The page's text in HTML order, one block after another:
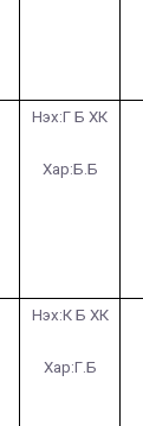
Нэх:Г Б ХК
Хар:Б.Б
Нэх:К Б ХК
Хар:Г.Б